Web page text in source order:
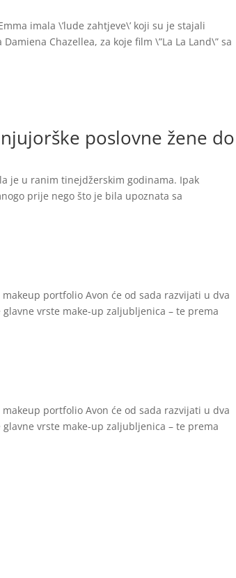
imala \’lude zahtjeve\’ koji su je stajali
Chazellea, za koje film \”La La Land\” sa
poslovne žene do
je u ranim tinejdžerskim godinama. Ipak
prije nego što je bila upoznata sa
portfolio Avon će od sada razvijati u dva
vrste make-up zaljubljenica – te prema
portfolio Avon će od sada razvijati u dva
vrste make-up zaljubljenica – te prema